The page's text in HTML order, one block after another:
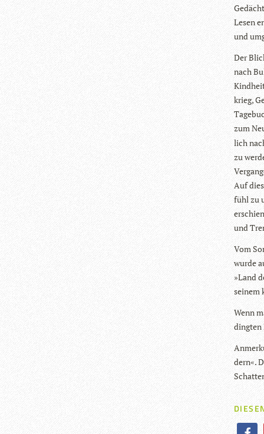
Lesen
und
Der
nach
krieg,
zum
lich
zu
Auf
fühl zu
und
Vom
wurde
»Land
sei­nem
Wenn
ding­ten
dern«.